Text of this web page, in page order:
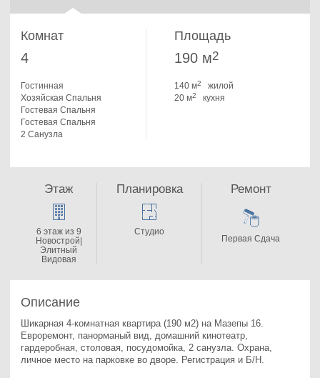
Комнат
4
Гостинная
Хозяйская Спальня
Гостевая Спальня
Гостевая Спальня
2 Санузла
Площадь
190 м2
140 м2
жилой
20 м2 кухня
Описание
Евроремонт, панорманый вид, домашний кинотеатр,
гардеробная, столовая, посудомойка, 2 санузла. Охрана,
личное место на парковке во дворе. Регистрация и Б/Н.
Этаж
6 этаж из 9
Новострой|
Элитный
Видовая
Планировка
Студио
Ремонт
Первая Сдача